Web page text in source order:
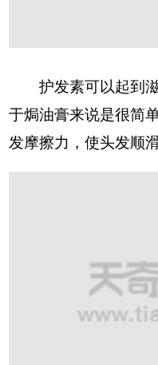
护发素可以起到滋
于焗油膏来说是很简
发摩擦力，使头发顺